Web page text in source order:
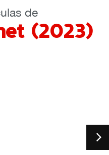
de
(2023)